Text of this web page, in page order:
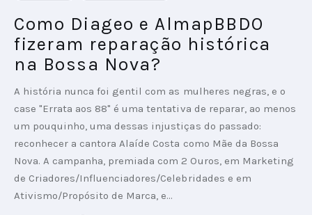
Como Diageo e AlmapBBDO
fizeram reparação histórica
na Bossa Nova?
A história nunca foi gentil com as mulheres negras, e o
case "Errata aos 88" é uma tentativa de reparar, ao menos
um pouquinho, uma dessas injustiças do passado:
reconhecer a cantora Alaíde Costa como Mãe da Bossa
Nova. A campanha, premiada com 2 Ouros, em Marketing
de Criadores/Influenciadores/Celebridades e em
Ativismo/Propósito de Marca, e…